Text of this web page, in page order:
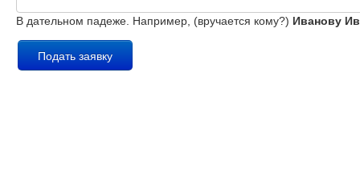
В дательном падеже. Например, (вручается кому?) Иванову
Подать заявку